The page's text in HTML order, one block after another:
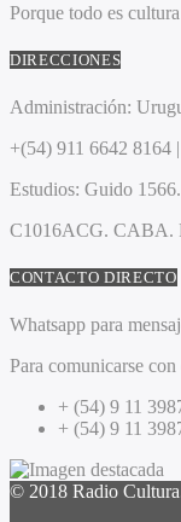
Porque todo es
DIRECCIONES
Administración:
+(54) 911 6642 8164 |
Estudios: Guido 1566.
C1016ACG. CABA.
CONTACTO DIRECTO
Whatsapp para
Para comunicarse
+ (54) 9 11
+ (54) 9 11
© 2018 Radio